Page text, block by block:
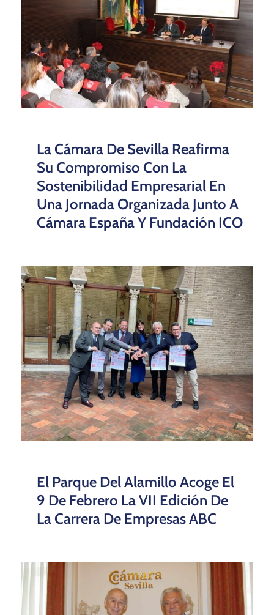
La Cámara De Sevilla Reafirma
Su Compromiso Con La
Sostenibilidad Empresarial En
Una Jornada Organizada Junto A
Cámara España Y Fundación ICO
El Parque Del Alamillo Acoge El
9 De Febrero La VII Edición De
La Carrera De Empresas ABC